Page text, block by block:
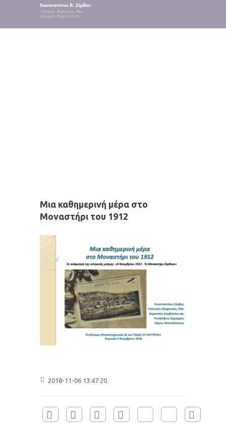
Μια καθημερινή μέρα στο
Μοναστήρι του 1912
2018-11-06 13:47:20